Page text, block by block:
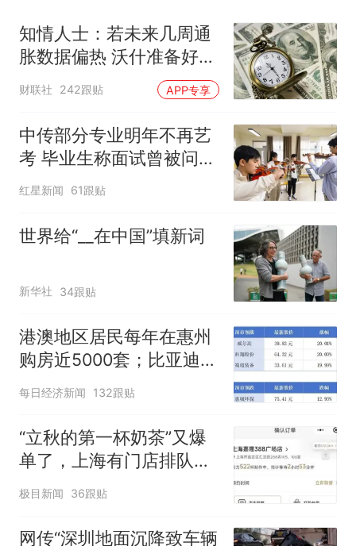
知情人士：若未来几周通
胀数据偏热 沃什准备好加
息
财联社 242跟贴 APP专享
中传部分专业明年不再艺
考 毕业生称面试曾被问
“如何策划晚会” 专家：遏
红星新闻 61跟贴
世界给“__在中国”填新词
新华社 34跟贴
港澳地区居民每年在惠州
购房近5000套；比亚迪销
量跻身全球车企第六丨大
湾区财经早参
每日经济新闻 132跟贴
“立秋的第一杯奶茶”又爆
单了，上海有门店排队超
500杯，店员：今天奶茶
时
极目新闻 36跟贴
网传“深圳地面沉降致车辆